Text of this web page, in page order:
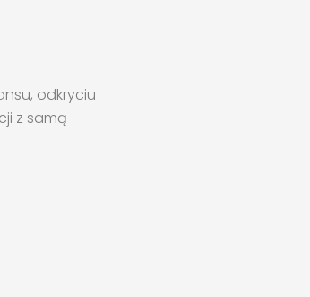
odkryciu
z samą